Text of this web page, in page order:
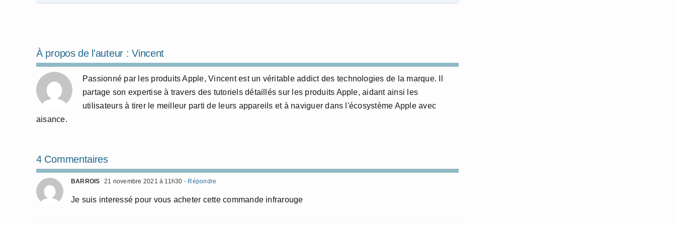
À propos de l'auteur :Vincent
Passionné par les produits Apple, Vincent est un véritable addict des technologies de la marque. Il
partage son expertise à travers des tutoriels détaillés sur les produits Apple, aidant ainsi les
utilisateurs à tirer le meilleur parti de leurs appareils et à naviguer dans l'écosystème Apple avec
aisance.
4 Commentaires
BARROIS 21 novembre 2021 à 11h30 - Répondre
Je suis interessé pour vous acheter cette commande infrarouge